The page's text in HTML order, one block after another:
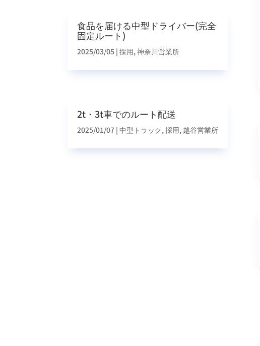
食品を届ける中型ドライバー(完全
固定ルート)
2025/03/05 |採用,神奈川営業所
2t・3t車でのルート配送
2025/01/07 |中型トラック,採用, 越谷営業所